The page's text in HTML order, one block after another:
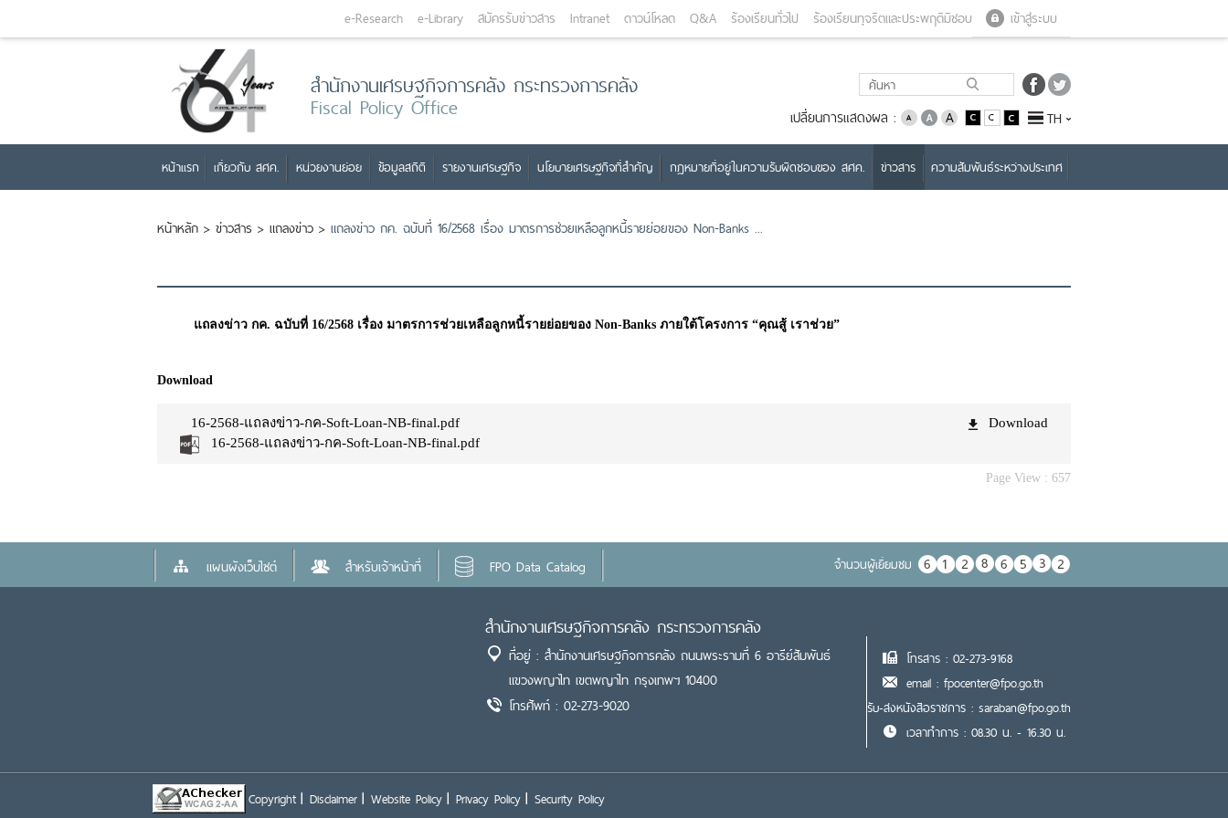
เข้าสู่ระบบ
e-Research e-Library สมัครรับข่าวสาร Intranet ดาวน์โหลด Q&A ร้องเรียนทั่วไป ร้องเรียนทุจริตและประพฤติมิชอบ
สำนักงานเศรษฐกิจการคลัง กระทรวงการคลัง
Fiscal Policy Office เปลี่ยนการแสดงผล : TH
หน้าแรก เกี่ยวกับ สศค. หน่วยงานย่อย ข้อมูลสถิติ รายงานเศรษฐกิจ นโยบายเศรษฐกิจที่สำคัญ กฎหมายที่อยู่ในความรับผิดชอบของ สศค. ข่าวสาร ความสัมพันธ์ระหว่างประเทศ
หน้าหลัก > ข่าวสาร > แถลงข่าว > แถลงข่าว กค. ฉบับที่ 16/2568 เรื่อง มาตรการช่วยเหลือลูกหนี้รายย่อยของ Non-Banks ...
แถลงข่าว กค. ฉบับที่ 16/2568 เรื่อง มาตรการช่วยเหลือลูกหนี้รายย่อยของ Non-Banks ภายใต้โครงการ “คุณสู้ เราช่วย”
Download
16-2568-แถลงข่าว-กค-Soft-Loan-NB-final.pdf
16-2568-แถลงข่าว-กค-Soft-Loan-NB-final.pdf
Download
Page View : 657
แผนผังเว็บไซต์ สำหรับเจ้าหน้าที่ FPO Data Catalog จำนวนผู้เยื่ยมชม
สำนักงานเศรษฐกิจการคลัง กระทรวงการคลัง
ที่อยู่ : สำนักงานเศรษฐกิจการคลัง ถนนพระรามที่ 6 อารีย์สัมพันธ์
แขวงพญาไท เขตพญาไท กรุงเทพฯ 10400
โทรศัพท์ : 02-273-9020
โทรสาร : 02-273-9168
email : fpocenter@fpo.go.th
รับ-ส่งหนังสือราชการ : saraban@fpo.go.th
เวลาทำการ : 08.30 น. - 16.30 น.
Copyright Disclaimer Website Policy Privacy Policy Security Policy